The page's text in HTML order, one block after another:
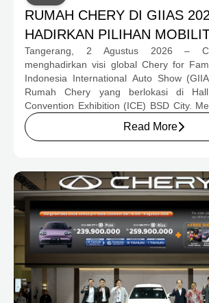
RUMAH CHERY DI GIIAS
HADIRKAN PILIHAN
LENGKAP DAN PROGRAM
KONSUMEN BERNILAI
MILIAR
Tangerang, 2 Agustus 2026 –
menghadirkan visi global Chery for
Indonesia International Auto Show
Rumah Chery yang berlokasi di
Convention Exhibition (ICE) BSD City.
rumah yang hangat dan inklusif,
pengalaman menyeluruh bagi keluarga
program apresiasi untuk konsumen.
Read More